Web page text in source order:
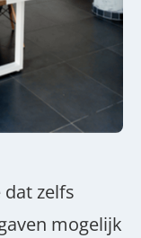
dat zelfs
mogelijk